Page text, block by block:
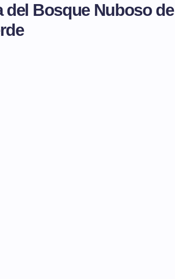
del Bosque Nuboso de